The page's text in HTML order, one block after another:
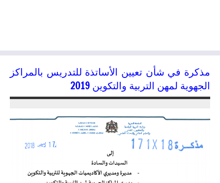
مذكرة في شأن تعيين الأساتذة للتدريس بالمراكز
الجهوية لمهن التربية والتكوين 2019